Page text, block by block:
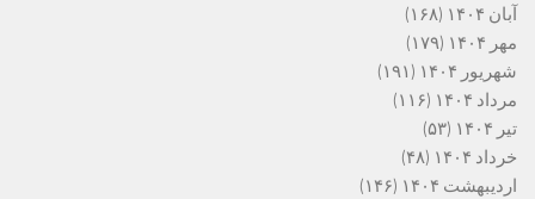
آبان ۱۴۰۴
(۱۶۸)
مهر ۱۴۰۴
(۱۷۹)
شهریور ۱۴۰۴
(۱۹۱)
مرداد ۱۴۰۴
(۱۱۶)
تیر ۱۴۰۴
(۵۳)
خرداد ۱۴۰۴
(۴۸)
اردیبهشت ۱۴۰۴
(۱۴۶)